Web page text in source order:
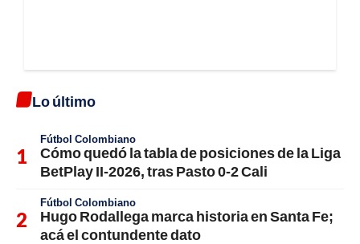
Lo último
Fútbol Colombiano
Cómo quedó la tabla de posiciones de la Liga
BetPlay II-2026, tras Pasto 0-2 Cali
Fútbol Colombiano
Hugo Rodallega marca historia en Santa Fe;
acá el contundente dato